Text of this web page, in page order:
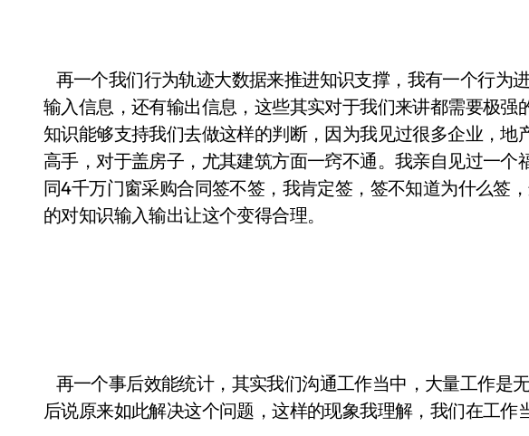
再一个我们行为轨迹大数据来推进知识支撑，我有一个行为
输入信息，还有输出信息，这些其实对于我们来讲都需要极强
知识能够支持我们去做这样的判断，因为我见过很多企业，地
高手，对于盖房子，尤其建筑方面一窍不通。我亲自见过一个
同4千万门窗采购合同签不签，我肯定签，签不知道为什么签
的对知识输入输出让这个变得合理。
再一个事后效能统计，其实我们沟通工作当中，大量工作是
后说原来如此解决这个问题，这样的现象我理解，我们在工作